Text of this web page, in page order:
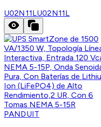
U02N11LU02N11L
PANDUIT